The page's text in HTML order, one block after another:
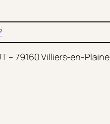
– 79160 Villiers-en-Plaine